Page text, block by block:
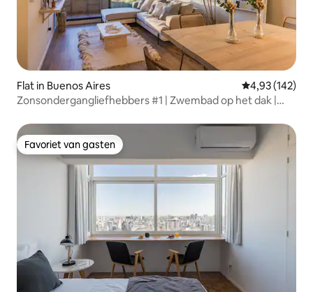
Flat in Buenos Aires Gemiddelde
4,93 (142)
Zonsondergangliefhebbers #1 | Zwembad op het dak |
Favoriet van gasten
Favoriet van gasten